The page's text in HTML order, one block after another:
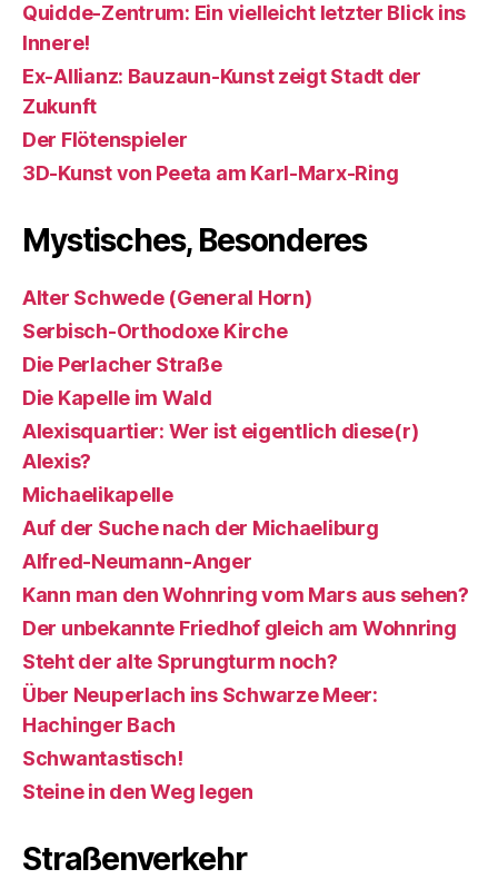
Quidde-Zentrum: Ein vielleicht letzter Blick ins
Innere!
Ex-Allianz: Bauzaun-Kunst zeigt Stadt der
Zukunft
Der Flötenspieler
3D-Kunst von Peeta am Karl-Marx-Ring
Mystisches, Besonderes
Alter Schwede (General Horn)
Serbisch-Orthodoxe Kirche
Die Perlacher Straße
Die Kapelle im Wald
Alexisquartier: Wer ist eigentlich diese(r)
Alexis?
Michaelikapelle
Auf der Suche nach der Michaeliburg
Alfred-Neumann-Anger
Kann man den Wohnring vom Mars aus sehen?
Der unbekannte Friedhof gleich am Wohnring
Steht der alte Sprungturm noch?
Über Neuperlach ins Schwarze Meer:
Hachinger Bach
Schwantastisch!
Steine in den Weg legen
Straßenverkehr